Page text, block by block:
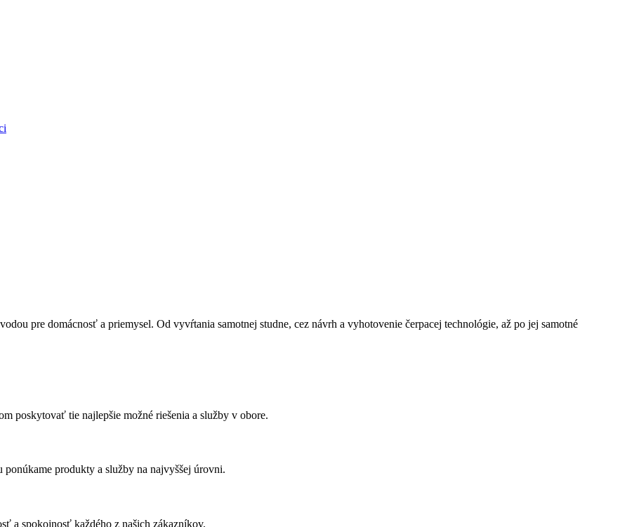
pre domácnosť a priemysel. Od vyvŕtania samotnej studne, cez návrh a vyhotovenie čerpacej technológie, až po jej samotné
poskytovať tie najlepšie možné riešenia a služby v obore.
produkty a služby na najvyššej úrovni.
a spokojnosť každého z našich zákazníkov.